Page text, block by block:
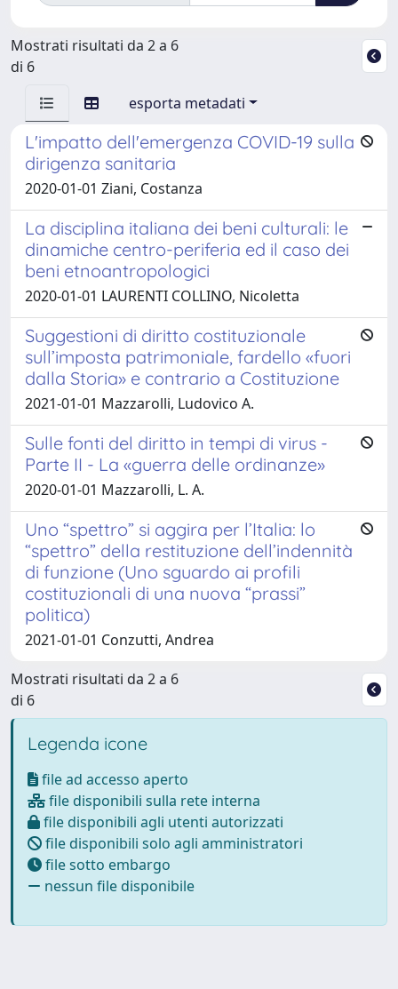
Mostrati risultati da 2 a 6
di 6
esporta metadati
L'impatto dell'emergenza COVID-19 sulla
dirigenza sanitaria
2020-01-01 Ziani, Costanza
La disciplina italiana dei beni culturali: le
dinamiche centro-periferia ed il caso dei
beni etnoantropologici
2020-01-01 LAURENTI COLLINO, Nicoletta
Suggestioni di diritto costituzionale
sull’imposta patrimoniale, fardello «fuori
dalla Storia» e contrario a Costituzione
2021-01-01 Mazzarolli, Ludovico A.
Sulle fonti del diritto in tempi di virus -
Parte II - La «guerra delle ordinanze»
2020-01-01 Mazzarolli, L. A.
Uno “spettro” si aggira per l’Italia: lo
“spettro” della restituzione dell’indennità
di funzione (Uno sguardo ai profili
costituzionali di una nuova “prassi”
politica)
2021-01-01 Conzutti, Andrea
Mostrati risultati da 2 a 6
di 6
Legenda icone
file ad accesso aperto
file disponibili sulla rete interna
file disponibili agli utenti autorizzati
file disponibili solo agli amministratori
file sotto embargo
nessun file disponibile